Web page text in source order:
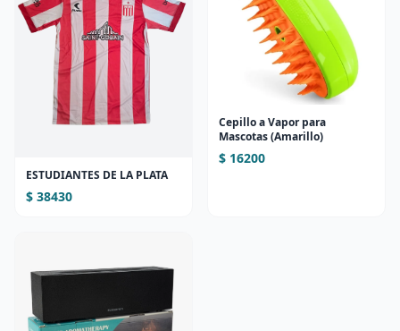
ESTUDIANTES DE LA PLATA
$ 38430
Cepillo a Vapor para
Mascotas (Amarillo)
$ 16200